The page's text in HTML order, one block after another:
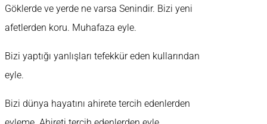
Göklerde ve yerde ne varsa Senindir. Bizi yeni
afetlerden koru. Muhafaza eyle.
Bizi yaptığı yanlışları tefekkür eden kullarından
eyle.
Bizi dünya hayatını ahirete tercih edenlerden